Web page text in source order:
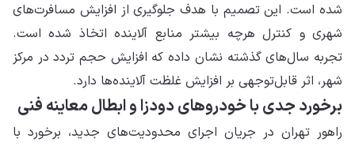
شده است. این تصمیم با هدف جلوگیری از افزایش مسافرت‌های
شهری و کنترل هرچه بیشتر منابع آلاینده اتخاذ شده است.
تجربه سال‌های گذشته نشان داده که افزایش حجم تردد در مرکز
شهر، اثر قابل‌توجهی بر افزایش غلظت آلاینده‌ها دارد.
برخورد جدی با خودروهای دودزا و ابطال معاینه فنی
راهور تهران در جریان اجرای محدودیت‌های جدید، برخورد با